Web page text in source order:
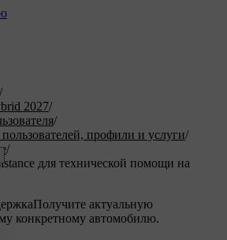
/
2027/
/
профили и услуги/
/
для технической помощи на
Получите актуальную
конкретному автомобилю.